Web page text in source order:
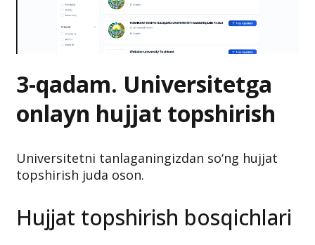
3-qadam. Universitetga
onlayn hujjat topshirish
Universitetni tanlaganingizdan so‘ng hujjat
topshirish juda oson.
Hujjat topshirish bosqichlari